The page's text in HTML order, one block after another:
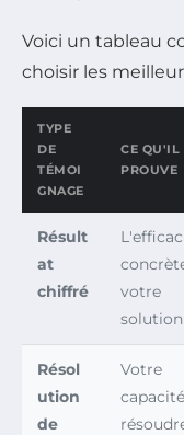
Voici un tableau
choisir les
TYPE
DE
TÉMOI
GNAGE
CE QU'IL
PROUVE
Résult
at
chiffré
votre
solution
Résol
ution
de
Votre